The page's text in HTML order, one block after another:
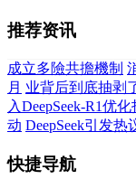
推荐资讯
成立多險共擔機制
月 业背后到底抽剥
入DeepSeek-R1优
动 DeepSeek引发
快捷导航